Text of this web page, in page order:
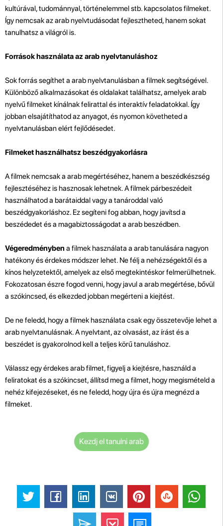
kultúrával, tudománnyal, történelemmel stb. kapcsolatos filmeket.
Így nemcsak az arab nyelvtudásodat fejlesztheted, hanem sokat
tanulhatsz a világról is.
Források használata az arab nyelvtanuláshoz
Sok forrás segíthet a arab nyelvtanulásban a filmek segítségével.
Különböző alkalmazásokat és oldalakat találhatsz, amelyek arab
nyelvű filmeket kínálnak felirattal és interaktív feladatokkal. Így
jobban elsajátíthatod az anyagot, és nyomon követheted a
nyelvtanulásban elért fejlődésedet.
Filmeket használhatsz beszédgyakorlásra
A filmek nemcsak a arab megértéséhez, hanem a beszédkészség
fejlesztéséhez is hasznosak lehetnek. A filmek párbeszédeit
használhatod a barátaiddal vagy a tanároddal való
beszédgyakorláshoz. Ez segíteni fog abban, hogy javítsd a
beszédedet és a magabiztosságodat a arab beszédben.
Végeredményben a filmek használata a arab tanulására nagyon
hatékony és érdekes módszer lehet. Ne félj a nehézségektől és a
kínos helyzetektől, amelyek az első megtekintéskor felmerülhetnek.
Fokozatosan észre fogod venni, hogy javul a arab megértése, bővül
a szókincsed, és elkezded jobban megérteni a kiejtést.
De ne feledd, hogy a filmek használata csak egy összetevője lehet a
arab nyelvtanulásnak. A nyelvtant, az olvasást, az írást és a
beszédet is gyakorolnod kell a teljes körű tanuláshoz.
Válassz egy érdekes arab filmet, figyelj a kiejtésre, használd a
feliratokat és a szókincset, állítsd meg a filmet, hogy megismételd a
nehéz kifejezéseket, és ne feledd, hogy újra és újra megnézd a
filmeket.
Kezdj el tanulni arab